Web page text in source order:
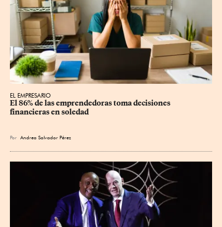
EL EMPRESARIO
El 86% de las emprendedoras toma decisiones
financieras en soledad
Por Andrea Salvador Pérez